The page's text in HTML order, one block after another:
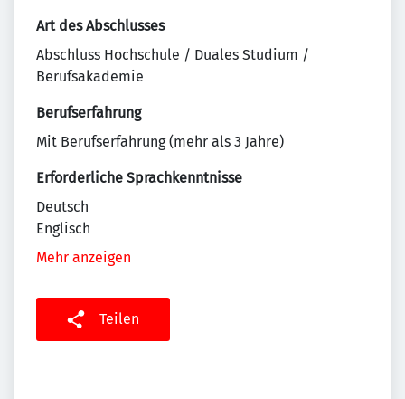
Art des Abschlusses
Abschluss Hochschule / Duales Studium /
Berufsakademie
Berufserfahrung
Mit Berufserfahrung (mehr als 3 Jahre)
Erforderliche Sprachkenntnisse
Deutsch
Englisch
Mehr anzeigen
Teilen